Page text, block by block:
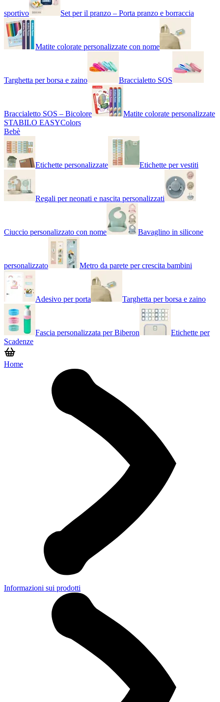
sportivo Set per il pranzo – Porta pranzo e borraccia
Matite colorate personalizzate con nome
Targhetta per borsa e zaino Braccialetto SOS
Braccialetto SOS – Bicolore
Matite colorate personalizzate
STABILO EASYColors
Bebè
Etichette personalizzate Etichette per vestiti
Regali per neonati e nascita personalizzati
Ciuccio personalizzato con nome Bavaglino in silicone
personalizzato Metro da parete per crescita bambini
Adesivo per porta Targhetta per borsa e zaino
Fascia personalizzata per Biberon
Etichette per
Scadenze
Home
Informazioni sui prodotti